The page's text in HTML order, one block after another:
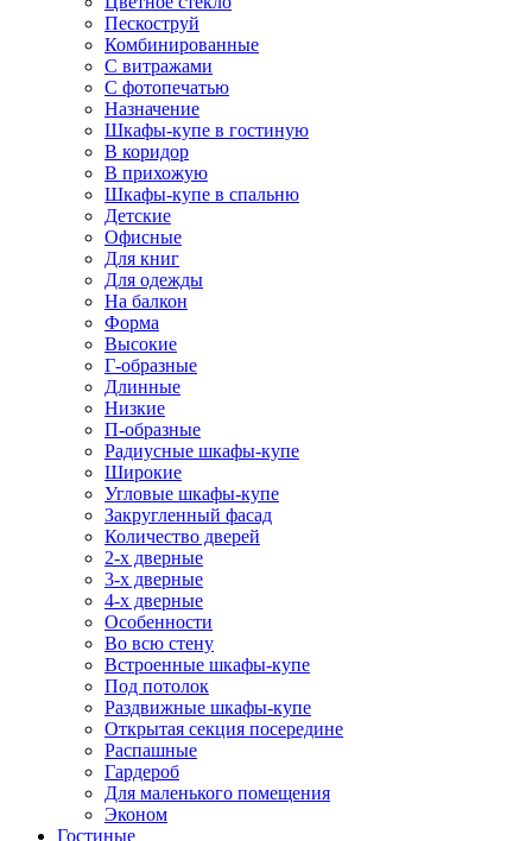
Пескоструй
Комбинированные
С витражами
С фотопечатью
Назначение
Шкафы-купе в гостиную
В коридор
В прихожую
Шкафы-купе в спальню
Детские
Офисные
Для книг
Для одежды
На балкон
Форма
Высокие
Г-образные
Длинные
Низкие
П-образные
Радиусные шкафы-купе
Широкие
Угловые шкафы-купе
Закругленный фасад
Количество дверей
2-х дверные
3-х дверные
4-х дверные
Особенности
Во всю стену
Встроенные шкафы-купе
Под потолок
Раздвижные шкафы-купе
Открытая секция посередине
Распашные
Гардероб
Для маленького помещения
Эконом
Гостиные